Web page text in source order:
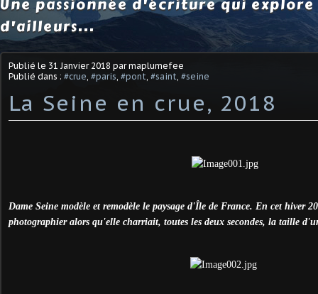
Une passionnée d'écriture qui
d'ailleurs...
Publié le 31 Janvier 2018 par maplumefee
Publié dans : #crue #paris #pont #saint #seine
La Seine en crue, 2018
Dame Seine modèle et remodèle le paysage d'Île de France. En cet hiver
photographier alors qu'elle charriait, toutes les deux secondes, la taille